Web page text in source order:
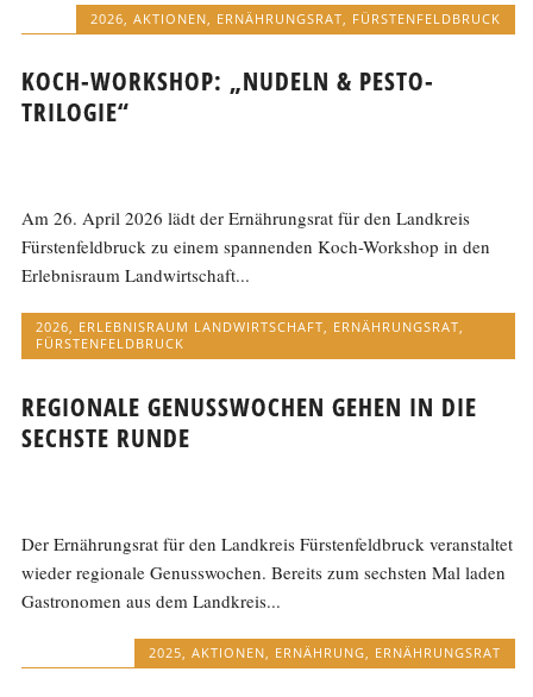
2026, AKTIONEN, ERNÄHRUNGSRAT, FÜRSTENFELDBRUCK
KOCH-WORKSHOP: „NUDELN & PESTO-
TRILOGIE“
Am 26. April 2026 lädt der Ernährungsrat für den Landkreis
Fürstenfeldbruck zu einem spannenden Koch-Workshop in den
Erlebnisraum Landwirtschaft...
2026, ERLEBNISRAUM LANDWIRTSCHAFT, ERNÄHRUNGSRAT,
FÜRSTENFELDBRUCK
REGIONALE GENUSSWOCHEN GEHEN IN DIE
SECHSTE RUNDE
Der Ernährungsrat für den Landkreis Fürstenfeldbruck veranstaltet
wieder regionale Genusswochen. Bereits zum sechsten Mal laden
Gastronomen aus dem Landkreis...
2025 AKTIONEN ERNÄHRUNG ERNÄHRUNGSRAT